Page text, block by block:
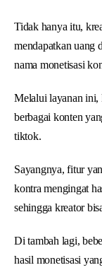
Tidak hanya itu,
mendapatkan uang
nama monetisasi
Melalui layanan ini,
berbagai konten
tiktok.
Sayangnya, fitur
kontra mengingat
sehingga kreator
Di tambah lagi,
hasil monetisasi